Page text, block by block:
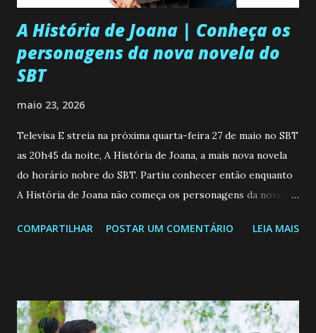
A História de Joana | Conheça os
personagens da nova novela do
SBT
maio 23, 2026
Televisa E streia na próxima quarta-feira 27 de maio no SBT
as 20h45 da noite, A História de Joana, a mais nova novela
do horário nobre do SBT. Partiu conhecer então enquanto
A História de Joana não começa os personagens da novela?
de 25/05/26 a 31/05/26 JOANA GUADALUPE (Camila
permanecer virgem até encontrar o homem que realmente
COMPARTILHAR POSTAR UM COMENTÁRIO LEIA MAIS